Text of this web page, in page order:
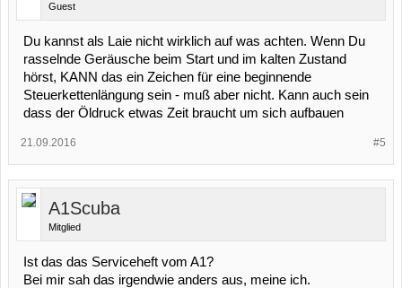
Guest
Du kannst als Laie nicht wirklich auf was achten. Wenn Du
rasselnde Geräusche beim Start und im kalten Zustand
hörst, KANN das ein Zeichen für eine beginnende
Steuerkettenlängung sein - muß aber nicht. Kann auch sein
dass der Öldruck etwas Zeit braucht um sich aufbauen
#5
21.09.2016
A1Scuba
Mitglied
Ist das das Serviceheft vom A1?
Bei mir sah das irgendwie anders aus, meine ich.